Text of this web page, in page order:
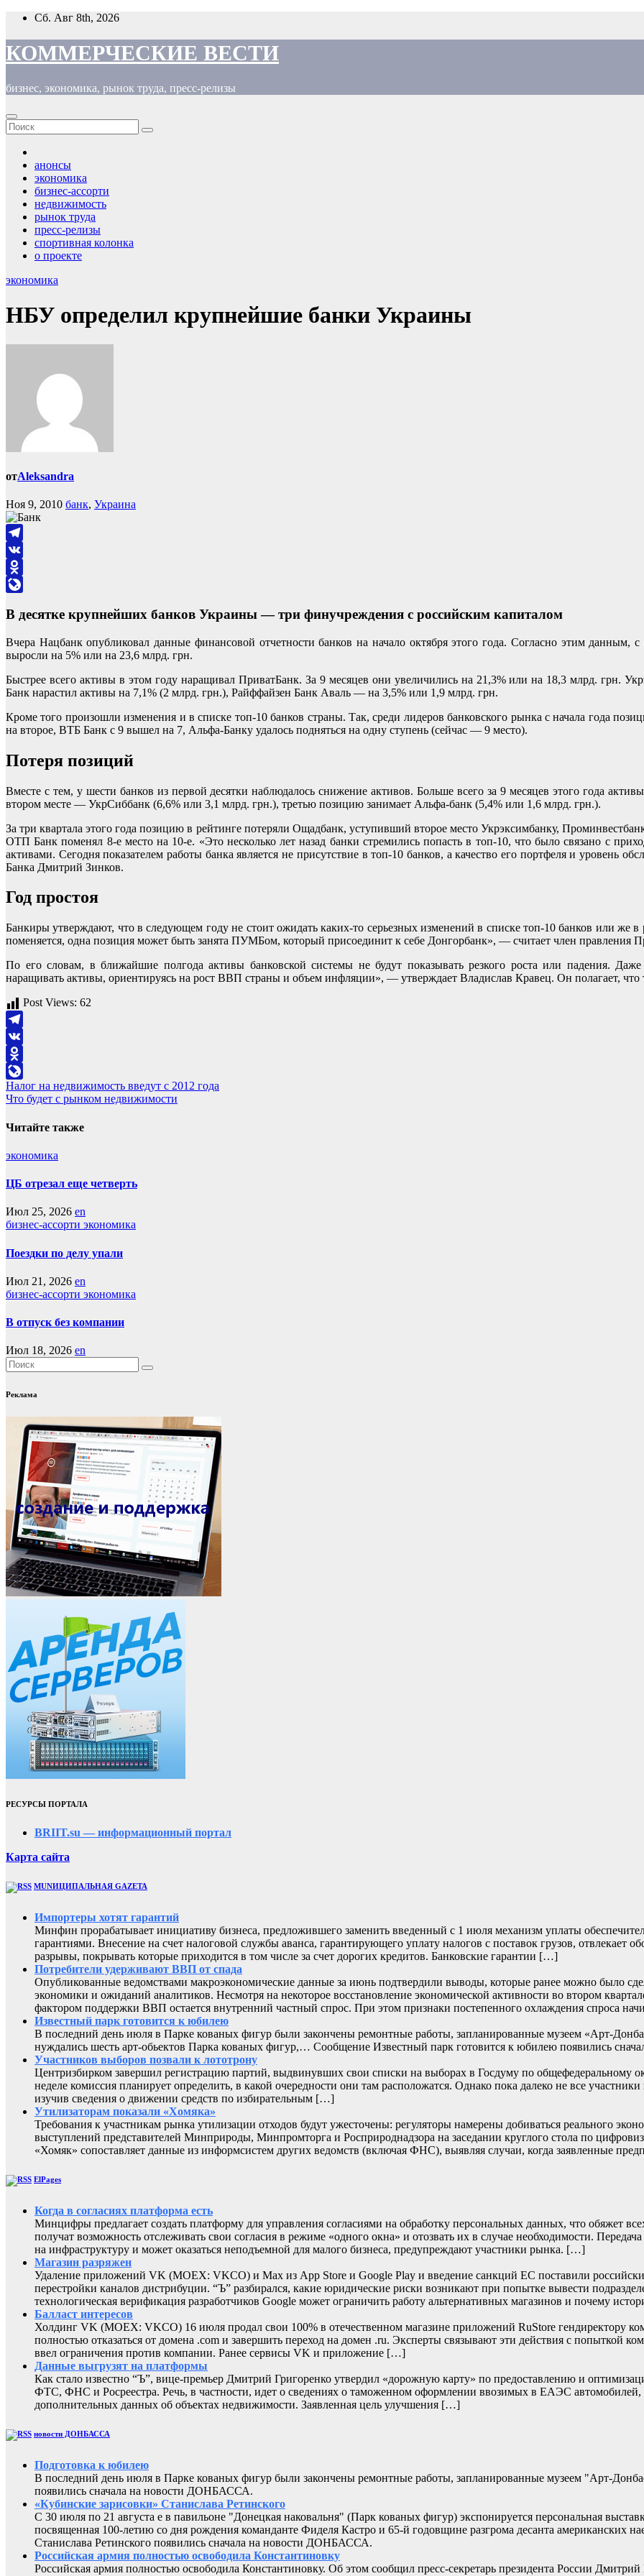
Перейти
содержимому
Сб. Авг 8th, 2026
КОММЕРЧЕСКИЕ ВЕСТИ
бизнес, экономика, рынок труда, пресс-релизы
анонсы
экономика
бизнес-ассорти
недвижимость
рынок труда
пресс-релизы
спортивная колонка
о проекте
экономика
НБУ определил крупнейшие банки Украины
отAleksandra
Ноя 9, 2010 банк, Украина
Telegram
VK
Odnoklassniki
В десятке крупнейших банков Украины — три финучреждения с российским капиталом
Вчера Нацбанк опубликовал данные финансовой отчетности банков на начало октября этого года. Согласно этим данным,
выросли на 5% или на 23,6 млрд. грн.
Быстрее всего активы в этом году наращивал ПриватБанк. За 9 месяцев они увеличились на 21,3% или на 18,3 млрд. грн.
Банк нарастил активы на 7,1% (2 млрд. грн.), Райффайзен Банк Аваль — на 3,5% или 1,9 млрд. грн.
Кроме того произошли изменения и в списке топ-10 банков страны. Так, среди лидеров банковского рынка с начала года
на второе, ВТБ Банк с 9 вышел на 7, Альфа-Банку удалось подняться на одну ступень (сейчас — 9 место).
Потеря позиций
Вместе с тем, у шести банков из первой десятки наблюдалось снижение активов. Больше всего за 9 месяцев этого года
втором месте — УкрСиббанк (6,6% или 3,1 млрд. грн.), третью позицию занимает Альфа-банк (5,4% или 1,6 млрд. грн.).
За три квартала этого года позицию в рейтинге потеряли Ощадбанк, уступивший второе место Укрэксимбанку,
ОТП Банк поменял 8-е место на 10-е. «Это несколько лет назад банки стремились попасть в топ-10, что было связано с
активами. Сегодня показателем работы банка является не присутствие в топ-10 банков, а качество его портфеля и уровень
Банка Дмитрий Зинков.
Год простоя
Банкиры утверждают, что в следующем году не стоит ожидать каких-то серьезных изменений в списке топ-10 банков или же
поменяется, одна позиция может быть занята ПУМБом, который присоединит к себе Донгорбанк», — считает член правления
По его словам, в ближайшие полгода активы банковской системы не будут показывать резкого роста или падения.
наращивать активы, ориентируясь на рост ВВП страны и объем инфляции», — утверждает Владислав Кравец. Он полагает, что
Post Views: 62
Telegram
VK
Odnoklassniki
LiveJournal
Навигация
по
записям
Налог на недвижимость введут с 2012 года
Что будет с рынком недвижимости
Читайте также
экономика
ЦБ отрезал еще четверть
Июл 25, 2026 en
бизнес-ассорти экономика
Поездки по делу упали
Июл 21, 2026 en
бизнес-ассорти экономика
В отпуск без компании
Июл 18, 2026 en
Реклама
РЕСУРСЫ ПОРТАЛА
BRIIT.su — информационный портал
Карта сайта
MUNИЦИПАЛЬНАЯ GAZЕТА
Импортеры хотят гарантий
Минфин прорабатывает инициативу бизнеса, предложившего заменить введенный с 1 июля механизм уплаты
гарантиями. Внесение на счет налоговой службы аванса, гарантирующего уплату налогов с поставок грузов, отвлекает
разрывы, покрывать которые приходится в том числе за счет дорогих кредитов. Банковские гарантии […]
Потребители удерживают ВВП от спада
Опубликованные ведомствами макроэкономические данные за июнь подтвердили выводы, которые ранее можно было
экономики и ожиданий аналитиков. Несмотря на некоторое восстановление экономической активности во втором
фактором поддержки ВВП остается внутренний частный спрос. При этом признаки постепенного охлаждения спроса
Известный парк готовится к юбилею
В последний день июля в Парке кованых фигур были закончены ремонтные работы, запланированные музеем «Арт-
нуждались шесть арт-обьектов Парка кованых фигур,… Сообщение Известный парк готовится к юбилею появились
Участников выборов позвали к лототрону
Центризбирком завершил регистрацию партий, выдвинувших свои списки на выборах в Госдуму по общефедеральному
неделе комиссия планирует определить, в какой очередности они там расположатся. Однако пока далеко не все
изучив сведения о движении средств по избирательным […]
Утилизаторам показали «Хомяка»
Требования к участникам рынка утилизации отходов будут ужесточены: регуляторы намерены добиваться реального
выступлений представителей Минприроды, Минпромторга и Росприроднадзора на заседании круглого стола по
«Хомяк» сопоставляет данные из информсистем других ведомств (включая ФНС), выявляя случаи, когда заявленные
ElPages
Когда в согласиях платформа есть
Минцифры предлагает создать платформу для управления согласиями на обработку персональных данных, что обяжет
получат возможность отслеживать свои согласия в режиме «одного окна» и отозвать их в случае необходимости.
на инфраструктуру и может оказаться неподъемной для малого бизнеса, предупреждают участники рынка. […]
Магазин разряжен
Удаление приложений VK (MOEX: VKCO) и Max из App Store и Google Play и введение санкций ЕС поставили
перестройки каналов дистрибуции. “Ъ” разбирался, какие юридические риски возникают при попытке вывести
технологическая верификация разработчиков Google может ограничить работу альтернативных магазинов и почему
Балласт интересов
Холдинг VK (MOEX: VKCO) 16 июля продал свои 100% в отечественном магазине приложений RuStore гендиректору
полностью отказаться от домена .com и завершить переход на домен .ru. Эксперты связывают эти действия с попыткой
ввел ограничения против компании. Ранее сервисы VK и приложение […]
Данные выгрузят на платформы
Как стало известно “Ъ”, вице-премьер Дмитрий Григоренко утвердил «дорожную карту» по предоставлению и
ФТС, ФНС и Росреестра. Речь, в частности, идет о сведениях о таможенном оформлении ввозимых в ЕАЭС
дополнительных данных об объектах недвижимости. Заявленная цель улучшения […]
новости ДОНБАССА
Подготовка к юбилею
В последний день июля в Парке кованых фигур были закончены ремонтные работы, запланированные музеем "Арт-
появились сначала на новости ДОНБАССА.
«Кубинские зарисовки» Станислава Ретинского
С 30 июля по 21 августа е в павильоне "Донецкая наковальня" (Парк кованых фигур) экспонируется персональная
посвященная 100-летию со дня рождения команданте Фиделя Кастро и 65-й годовщине разгрома десанта американских
Станислава Ретинского появились сначала на новости ДОНБАССА.
Российская армия полностью освободила Константиновку
Российская армия полностью освободила Константиновку. Об этом сообщил пресс-секретарь президента России